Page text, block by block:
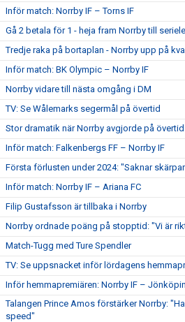
Inför match: Norrby IF – Torns IF
Gå 2 betala för 1 - heja fram Norrby till
Tredje raka på bortaplan - Norrby upp på
Inför match: BK Olympic – Norrby IF
Norrby vidare till nästa omgång i DM
TV: Se Wålemarks segermål på övertid
Stor dramatik när Norrby avgjorde på övertid
Inför match: Falkenbergs FF – Norrby IF
Första förlusten under 2024: "Saknar
Inför match: Norrby IF – Ariana FC
Filip Gustafsson är tillbaka i Norrby
Norrby ordnade poäng på stopptid: "Vi är
Match-Tugg med Ture Spendler
TV: Se uppsnacket inför lördagens
Inför hemmapremiären: Norrby IF –
Talangen Prince Amos förstärker Norrby:
speed"